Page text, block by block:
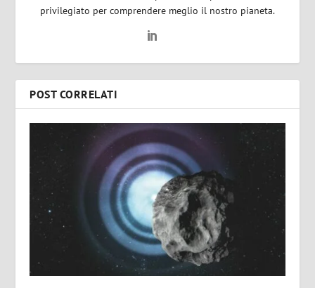
privilegiato per comprendere meglio il nostro pianeta.
POST CORRELATI